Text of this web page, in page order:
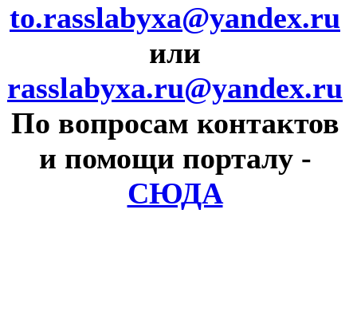
to.rasslabyxa@yandex.ru
или
rasslabyxa.ru@yandex.ru
По вопросам контактов
и помощи порталу -
СЮДА